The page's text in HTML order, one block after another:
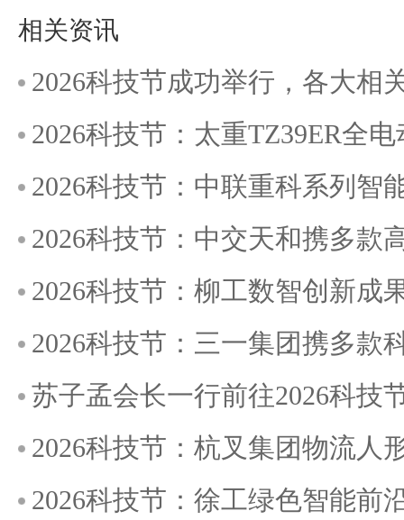
相关资讯
2026科技节成功举行，各大相
2026科技节：太重TZ39ER全
2026科技节：中联重科系列智
2026科技节：中交天和携多款
2026科技节：柳工数智创新成
2026科技节：三一集团携多款
苏子孟会长一行前往2026科技
2026科技节：杭叉集团物流人
2026科技节：徐工绿色智能前